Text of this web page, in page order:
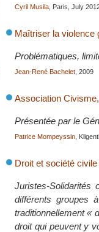
Cyril Musila , Paris, July
Maîtriser la violence
Problématiques,
Jean-René Bachelet , 2009
Association
Présentée par le
Patrice Mompeyssin ,
Droit et société
Juristes-Solidarités
différents groupes
traditionnellement «
droit qui peuvent y